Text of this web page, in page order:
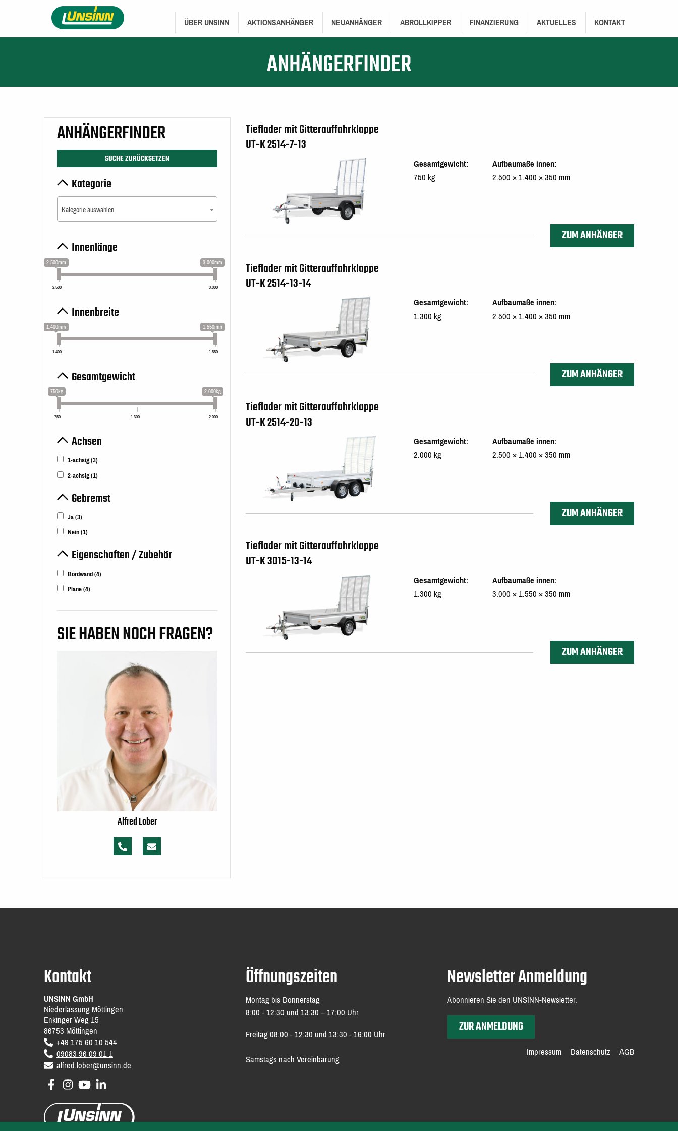
Inhalt
HAUPTNAVIGATION
ÜBER UNSINN AKTIONSANHÄNGER NEUANHÄNGER ABROLLKIPPER FINANZIERUNG AKTUELLES KONTAKT
ANHÄNGERFINDER
Tieflader mit Gitterauffahrklappe
UT-K 2514-7-13
Gesamtgewicht
750 kg
Aufbaumaße innen
2.500 × 1.400 × 350 mm
ZUM ANHÄNGER
Tieflader mit Gitterauffahrklappe
UT-K 2514-13-14
Gesamtgewicht
1.300 kg
Aufbaumaße innen
2.500 × 1.400 × 350 mm
ZUM ANHÄNGER
Tieflader mit Gitterauffahrklappe
UT-K 2514-20-13
Gesamtgewicht
2.000 kg
Aufbaumaße innen
2.500 × 1.400 × 350 mm
ZUM ANHÄNGER
Tieflader mit Gitterauffahrklappe
UT-K 3015-13-14
Gesamtgewicht
1.300 kg
Aufbaumaße innen
3.000 × 1.550 × 350 mm
ZUM ANHÄNGER
ANHÄNGERFINDER
SUCHE ZURÜCKSETZEN
Kategorie
Kategorie auswählen
Innenlänge
2.500mm 3.000mm
2.500 3.000
Innenbreite
1.400mm 1.550mm
1.400 1.550
Gesamtgewicht
750kg 2.000kg
750 1.300 2.000
Achsen
1-achsig(3)
2-achsig(1)
Gebremst
Ja(3)
Nein(1)
Eigenschaften / Zubehör
Bordwand(4)
Plane(4)
SIE HABEN NOCH FRAGEN?
Alfred Lober
Kontakt
UNSINN GmbH
Niederlassung Möttingen
Enkinger Weg 15
86753Möttingen
DE +49 175 60 10 544
09083 96 09 01 1
email
alfred.lober@unsinn.de
Öffnungszeiten
Montag bis Donnerstag
8:00 - 12:30 und 13:30 – 17:00 Uhr
Freitag 08:00 - 12:30 und 13:30 - 16:00 Uhr
Samstags nach Vereinbarung
Newsletter Anmeldung
Abonnieren Sie den UNSINN-Newsletter.
ZUR ANMELDUNG
Impressum
Datenschutz AGB